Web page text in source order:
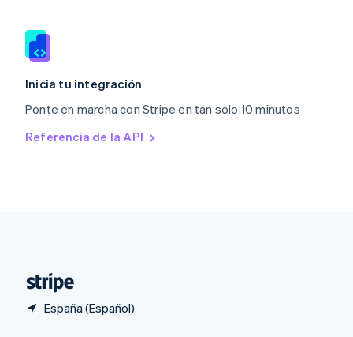
Inicia tu integración
Ponte en marcha con Stripe en tan solo 10 minutos
Referencia de la API
España (Español)
RAE de Hong Kong, China
Reino Unido
English
English
English